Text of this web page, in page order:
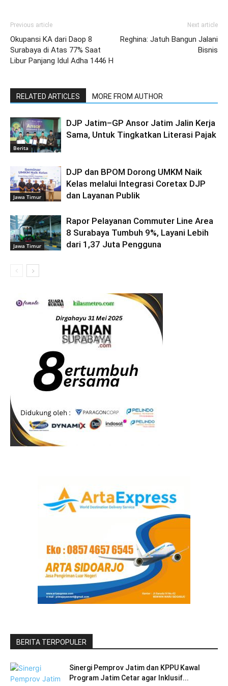
Previous article
Okupansi KA dari Daop 8
Surabaya di Atas 77% Saat
Libur Panjang Idul Adha 1446 H
Next article
Reghina: Jatuh Bangun Jalani
Bisnis
RELATED ARTICLES MORE FROM AUTHOR
Berita
DJP Jatim–GP Ansor Jatim Jalin Kerja
Sama, Untuk Tingkatkan Literasi Pajak
Jawa Timur
DJP dan BPOM Dorong UMKM Naik
Kelas melalui Integrasi Coretax DJP
dan Layanan Publik
Jawa Timur
Rapor Pelayanan Commuter Line Area
8 Surabaya Tumbuh 9%, Layani Lebih
dari 1,37 Juta Pengguna
BERITA TERPOPULER
Sinergi Pemprov Jatim dan KPPU Kawal
Program Jatim Cetar agar Inklusif...